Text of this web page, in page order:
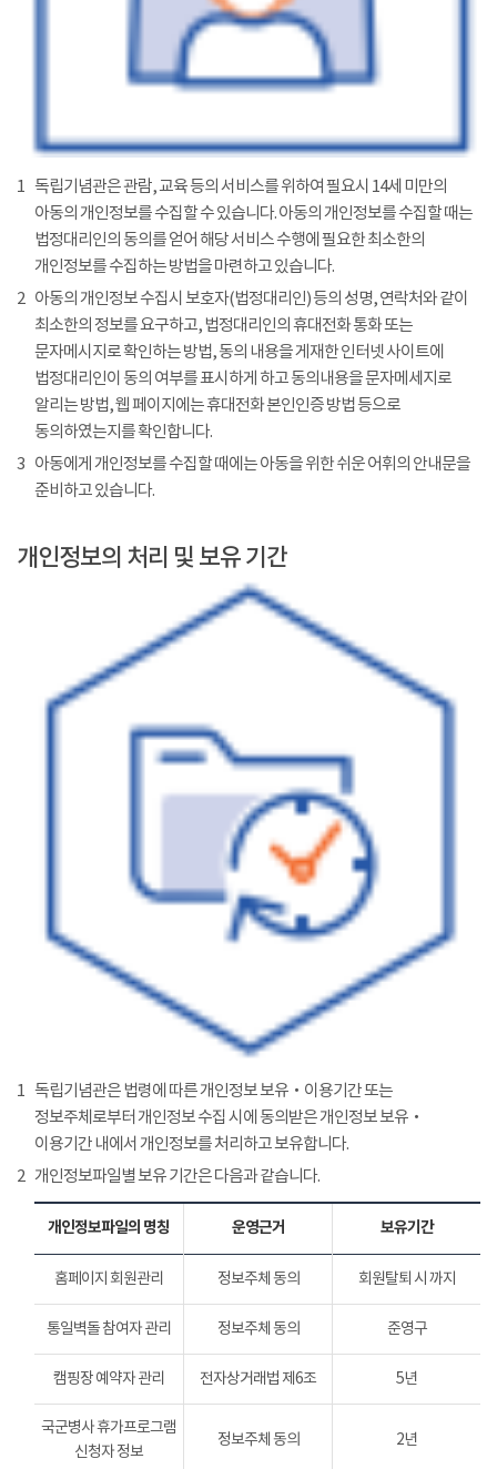
1 독립기념관은 관람, 교육 등의 서비스를 위하여 필요시 14세 미만의
아동의 개인정보를 수집할 수 있습니다. 아동의 개인정보를 수집할 때는
법정대리인의 동의를 얻어 해당 서비스 수행에 필요한 최소한의
개인정보를 수집하는 방법을 마련하고 있습니다.
2 아동의 개인정보 수집시 보호자(법정대리인) 등의 성명, 연락처와 같이
최소한의 정보를 요구하고, 법정대리인의 휴대전화 통화 또는
문자메시지로 확인하는 방법, 동의 내용을 게재한 인터넷 사이트에
법정대리인이 동의 여부를 표시하게 하고 동의내용을 문자메세지로
알리는 방법, 웹 페이지에는 휴대전화 본인인증 방법 등으로
동의하였는지를 확인합니다.
3 아동에게 개인정보를 수집할 때에는 아동을 위한 쉬운 어휘의 안내문을
준비하고 있습니다.
개인정보의 처리 및 보유 기간
1 독립기념관은 법령에 따른 개인정보 보유‧이용기간 또는
정보주체로부터 개인정보 수집 시에 동의받은 개인정보 보유‧
이용기간 내에서 개인정보를 처리하고 보유합니다.
2 개인정보파일별 보유 기간은 다음과 같습니다.
개인정보파일의 명칭 운영근거 보유기간
홈페이지 회원관리 정보주체 동의 회원탈퇴 시 까지
통일벽돌 참여자 관리 정보주체 동의 준영구
캠핑장 예약자 관리 전자상거래법 제6조 5년
국군병사 휴가프로그램
신청자 정보
정보주체 동의 2년